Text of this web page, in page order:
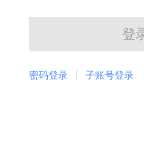
登
密码登录 子账号登录